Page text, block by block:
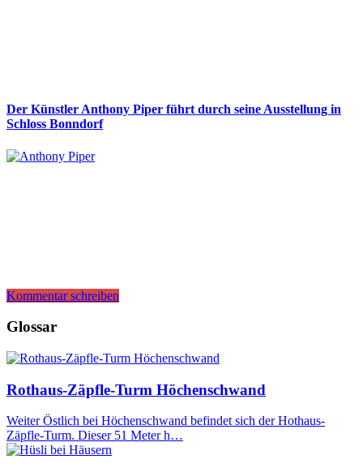
Der Künstler Anthony Piper führt durch seine Ausstellung in
Schloss Bonndorf
Kommentar schreiben
Glossar
Rothaus-Zäpfle-Turm Höchenschwand
Weiter Östlich bei Höchenschwand befindet sich der Hothaus-
Zäpfle-Turm. Dieser 51 Meter h…